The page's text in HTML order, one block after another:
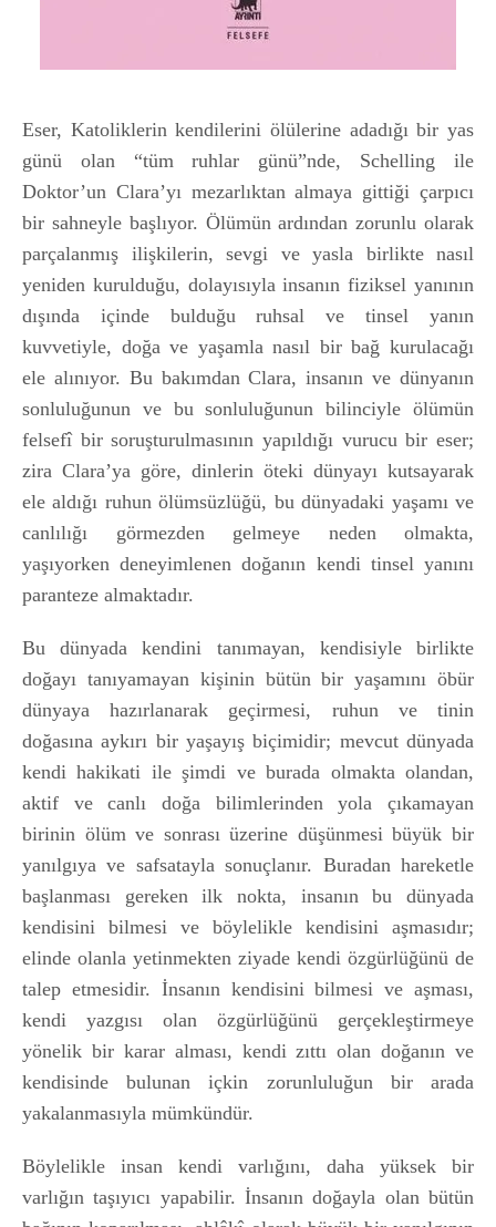
Eser, Katoliklerin kendilerini ölülerine adadığı bir yas
günü olan “tüm ruhlar günü”nde, Schelling ile
Doktor’un Clara’yı mezarlıktan almaya gittiği çarpıcı
bir sahneyle başlıyor. Ölümün ardından zorunlu olarak
parçalanmış ilişkilerin, sevgi ve yasla birlikte nasıl
yeniden kurulduğu, dolayısıyla insanın fiziksel yanının
dışında içinde bulduğu ruhsal ve tinsel yanın
kuvvetiyle, doğa ve yaşamla nasıl bir bağ kurulacağı
ele alınıyor. Bu bakımdan Clara, insanın ve dünyanın
sonluluğunun ve bu sonluluğunun bilinciyle ölümün
felsefî bir soruşturulmasının yapıldığı vurucu bir eser;
zira Clara’ya göre, dinlerin öteki dünyayı kutsayarak
ele aldığı ruhun ölümsüzlüğü, bu dünyadaki yaşamı ve
canlılığı görmezden gelmeye neden olmakta,
yaşıyorken deneyimlenen doğanın kendi tinsel yanını
paranteze almaktadır.
Bu dünyada kendini tanımayan, kendisiyle birlikte
doğayı tanıyamayan kişinin bütün bir yaşamını öbür
dünyaya hazırlanarak geçirmesi, ruhun ve tinin
doğasına aykırı bir yaşayış biçimidir; mevcut dünyada
kendi hakikati ile şimdi ve burada olmakta olandan,
aktif ve canlı doğa bilimlerinden yola çıkamayan
birinin ölüm ve sonrası üzerine düşünmesi büyük bir
yanılgıya ve safsatayla sonuçlanır. Buradan hareketle
başlanması gereken ilk nokta, insanın bu dünyada
kendisini bilmesi ve böylelikle kendisini aşmasıdır;
elinde olanla yetinmekten ziyade kendi özgürlüğünü de
talep etmesidir. İnsanın kendisini bilmesi ve aşması,
kendi yazgısı olan özgürlüğünü gerçekleştirmeye
yönelik bir karar alması, kendi zıttı olan doğanın ve
kendisinde bulunan içkin zorunluluğun bir arada
yakalanmasıyla mümkündür.
Böylelikle insan kendi varlığını, daha yüksek bir
varlığın taşıyıcı yapabilir. İnsanın doğayla olan bütün